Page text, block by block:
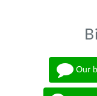
Our